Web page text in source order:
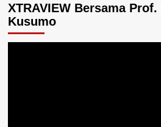
XTRAVIEW Bersama
Kusumo